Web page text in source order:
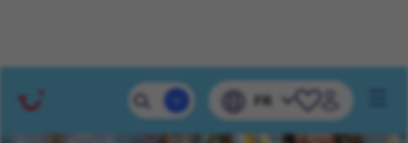
FR
VOS RÉSULTATS DE
RECHERCHE